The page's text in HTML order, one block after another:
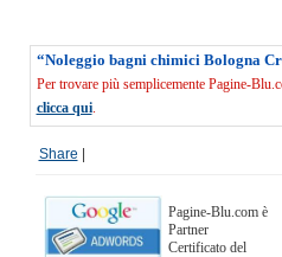
“Noleggio bagni chimici Bologna
Per trovare più semplicemente Pagine-
clicca qui.
Share
Pagine-Blu.com è
Partner
Certificato del